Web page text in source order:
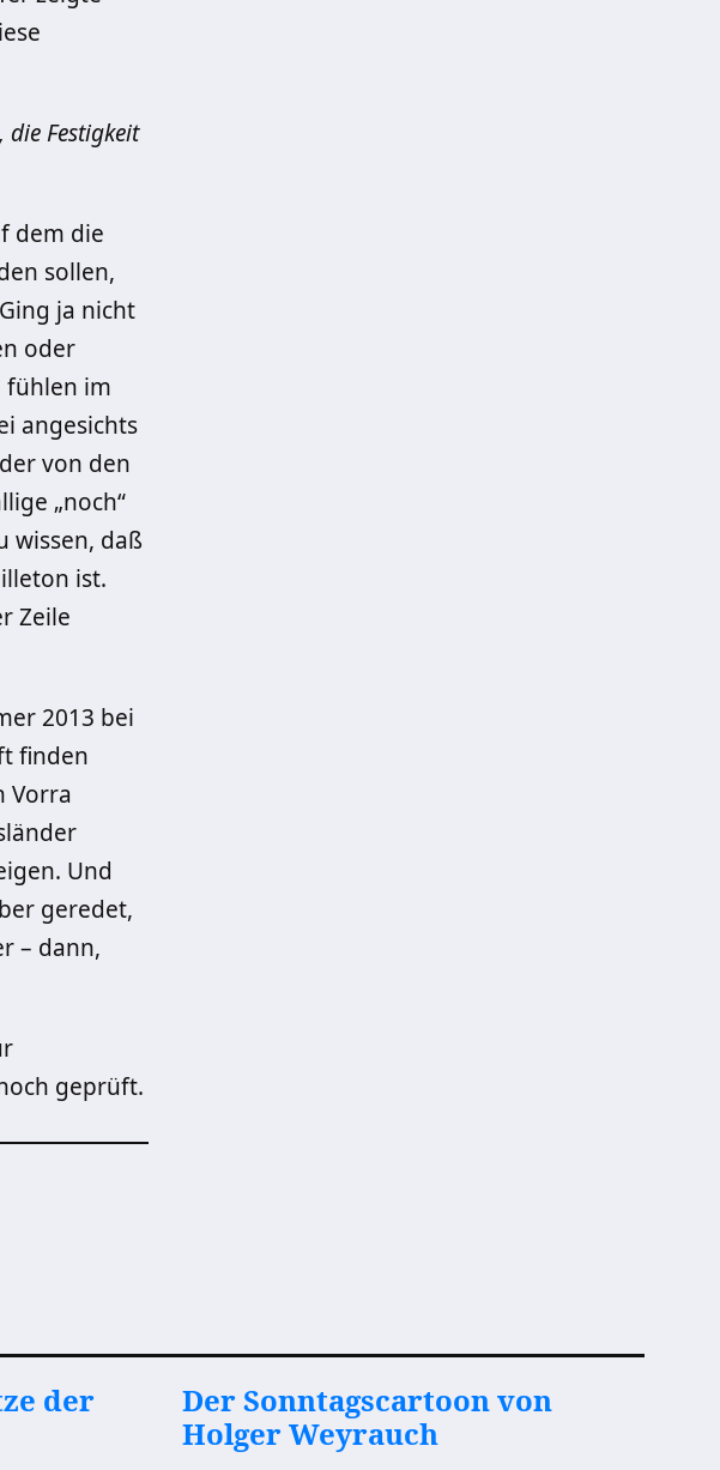
Festigkeit
dem die
sollen,
ja nicht
oder
fühlen im
angesichts
von den
„noch“
wissen, daß
ist.
Zeile
2013 bei
finden
Vorra
Und
geredet,
– dann,
geprüft.
der
Der Sonntagscartoon von
Holger Weyrauch